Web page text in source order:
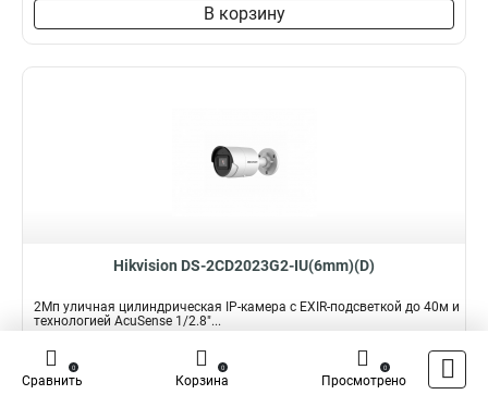
В корзину
Hikvision DS-2CD2023G2-IU(6mm)(D)
2Мп уличная цилиндрическая IP-камера с EXIR-подсветкой до 40м и
технологией AcuSense 1/2.8"...
Подробнее Сравнить
Наличие:
Сравнить
0
Корзина
0
Просмотрено
0